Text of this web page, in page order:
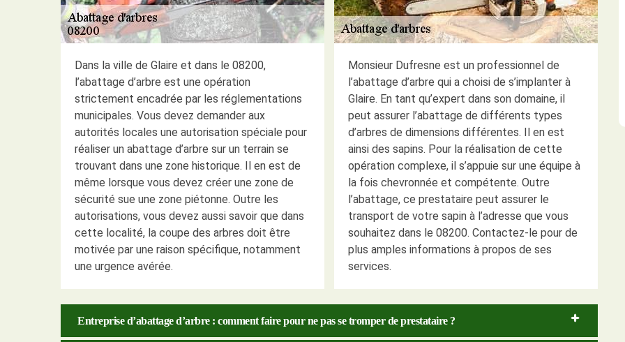
Dans la ville de Glaire et dans le 08200,
l’abattage d’arbre est une opération
strictement encadrée par les réglementations
municipales. Vous devez demander aux
autorités locales une autorisation spéciale pour
réaliser un abattage d’arbre sur un terrain se
trouvant dans une zone historique. Il en est de
même lorsque vous devez créer une zone de
sécurité sue une zone piétonne. Outre les
autorisations, vous devez aussi savoir que dans
cette localité, la coupe des arbres doit être
motivée par une raison spécifique, notamment
une urgence avérée.
Monsieur Dufresne est un professionnel de
l’abattage d’arbre qui a choisi de s’implanter à
Glaire. En tant qu’expert dans son domaine, il
peut assurer l’abattage de différents types
d’arbres de dimensions différentes. Il en est
ainsi des sapins. Pour la réalisation de cette
opération complexe, il s’appuie sur une équipe à
la fois chevronnée et compétente. Outre
l’abattage, ce prestataire peut assurer le
transport de votre sapin à l’adresse que vous
souhaitez dans le 08200. Contactez-le pour de
plus amples informations à propos de ses
services.
Entreprise d’abattage d’arbre : comment faire pour ne pas se tromper de prestataire ?